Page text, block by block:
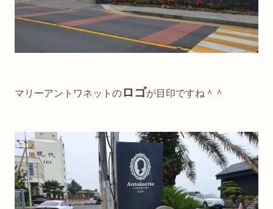
マリーアントワネットのロゴが目印ですね＾＾